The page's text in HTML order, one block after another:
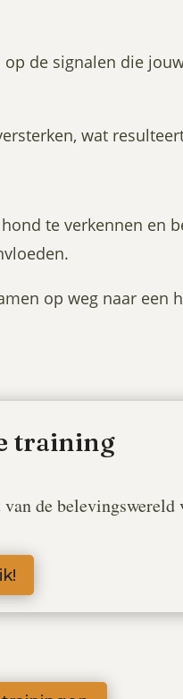
de signalen die
wat
te verkennen en
op weg naar een
training
de belevingswereld